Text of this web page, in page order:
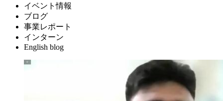
イベント情報
ブログ
事業レポート
インターン
English blog